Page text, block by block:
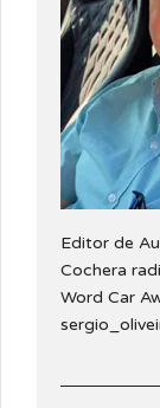
Editor de
Cochera
Word Car